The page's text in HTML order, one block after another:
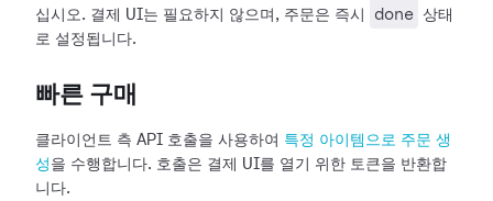
십시오. 결제 UI는 필요하지 않으며, 주문은 즉시
done 상태
로 설정됩니다.
빠른 구매
클라이언트 측 API 호출을 사용하여 특정 아이템으로 주문 생
성 을 수행합니다. 호출은 결제 UI를 열기 위한 토큰을 반환합
니다.